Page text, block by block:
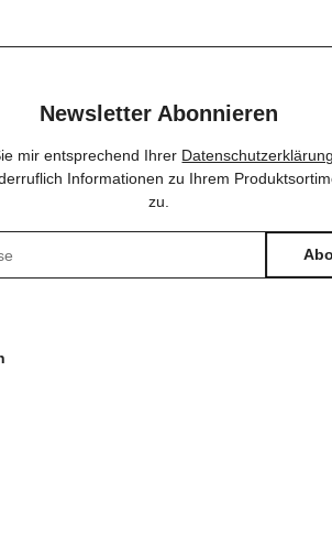
Newsletter Abonnieren
mir entsprechend Ihrer Datenschutzerklärung
Informationen zu Ihrem
zu.